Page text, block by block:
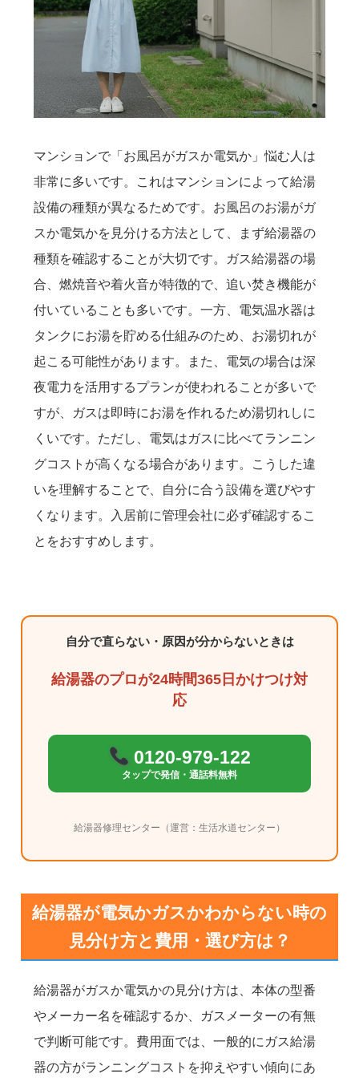
マンションで「お風呂がガスか電気か」悩む人は
非常に多いです。これはマンションによって給湯
設備の種類が異なるためです。お風呂のお湯がガ
スか電気かを見分ける方法として、まず給湯器の
種類を確認することが大切です。ガス給湯器の場
合、燃焼音や着火音が特徴的で、追い焚き機能が
付いていることも多いです。一方、電気温水器は
タンクにお湯を貯める仕組みのため、お湯切れが
起こる可能性があります。また、電気の場合は深
夜電力を活用するプランが使われることが多いで
すが、ガスは即時にお湯を作れるため湯切れしに
くいです。ただし、電気はガスに比べてランニン
グコストが高くなる場合があります。こうした違
いを理解することで、自分に合う設備を選びやす
くなります。入居前に管理会社に必ず確認するこ
とをおすすめします。
自分で直らない・原因が分からないときは
給湯器のプロが24時間365日かけつけ対
応
0120-979-122
タップで発信・通話料無料
給湯器修理センター（運営：生活水道センター）
給湯器が電気かガスかわからない時の
見分け方と費用・選び方は？
給湯器がガスか電気かの見分け方は、本体の型番
やメーカー名を確認するか、ガスメーターの有無
で判断可能です。費用面では、一般的にガス給湯
器の方がランニングコストを抑えやすい傾向にあ